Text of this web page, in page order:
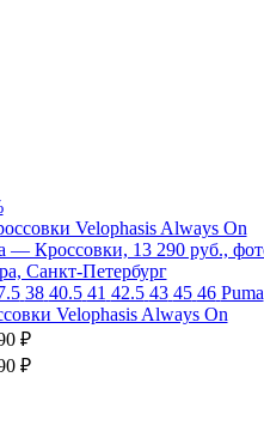
38 40.5 41 42.5 43 45 46 Puma
Velophasis Always On
₽
₽